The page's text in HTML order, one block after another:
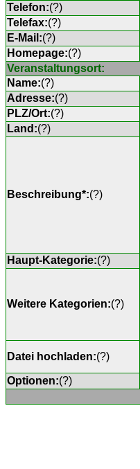
Telefon:(?)
Telefax:(?)
E-Mail:(?)
Homepage:(?)
Veranstaltungsort:
Name:(?)
Adresse:(?)
PLZ/Ort:(?)
Land:(?)
Beschreibung*:(?)
Haupt-Kategorie:(?)
Weitere Kategorien:(?)
Datei hochladen:(?)
Optionen:(?)